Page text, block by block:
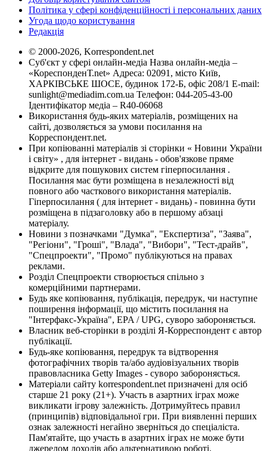
Політика у сфері конфіденційності і персональних даних
Угода щодо користування
Редакція
© 2000-2026, Korrespondent.net
Суб'єкт у сфері онлайн-медіа Назва онлайн-медіа –
«КореспонденТ.net» Адреса: 02091, місто Київ,
ХАРКІВСЬКЕ ШОСЕ, будинок 172-Б, офіс 208/1 E-mail:
sunlight@mediadim.com.ua Телефон: 044-205-43-00
Ідентифікатор медіа – R40-06068
Використання будь-яких матеріалів, розміщених на
сайті, дозволяється за умови посилання на
Корреспондент.net.
При копіюванні матеріалів зі сторінки « Новини України
і світу» , для інтернет - видань - обов'язкове пряме
відкрите для пошукових систем гіперпосилання .
Посилання має бути розміщена в незалежності від
повного або часткового використання матеріалів.
Гіперпосилання ( для інтернет - видань) - повинна бути
розміщена в підзаголовку або в першому абзаці
матеріалу.
Новини з позначками "Думка", "Експертиза", "Заява",
"Регіони", "Гроші", "Влада", "Вибори", "Тест-драйв",
"Спецпроекти", "Промо" публікуються на правах
реклами.
Розділ Спецпроекти створюється спільно з
комерційними партнерами.
Будь яке копіювання, публікація, передрук, чи наступне
поширення інформації, що містить посилання на
"Інтерфакс-Україна", EPA / UPG, суворо забороняється.
Власник веб-сторінки в розділі Я-Корреспондент є автор
публікації.
Будь-яке копіювання, передрук та відтворення
фотографічних творів та/або аудіовізуальних творів
правовласника Getty Images - суворо забороняється.
Матеріали сайту korrespondent.net призначені для осіб
старше 21 року (21+). Участь в азартних іграх може
викликати ігрову залежність. Дотримуйтесь правил
(принципів) відповідальної гри. При виявленні перших
ознак залежності негайно зверніться до спеціаліста.
Пам'ятайте, що участь в азартних іграх не може бути
джерелом доходів або альтернативою роботі.